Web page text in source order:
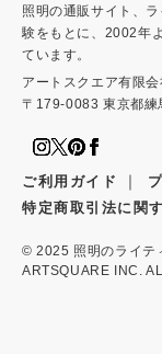
照明の通販サイト、
験をもとに、2002年
ています。
アートスクエア有限
〒179-0083 東京都
ご利用ガイド ｜
特定商取引法に関
© 2025 照明のライテ
ARTSQUARE INC.